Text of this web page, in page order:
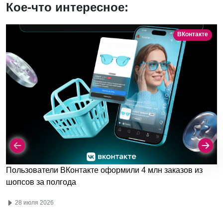
Кое-что интересное:
ВКонтакте
Пользователи ВКонтакте оформили 4 млн заказов из
шопсов за полгода
28 июля 2026